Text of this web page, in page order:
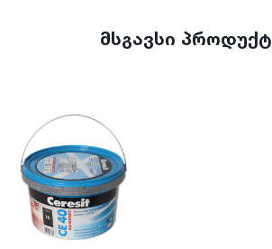
მსგავსი